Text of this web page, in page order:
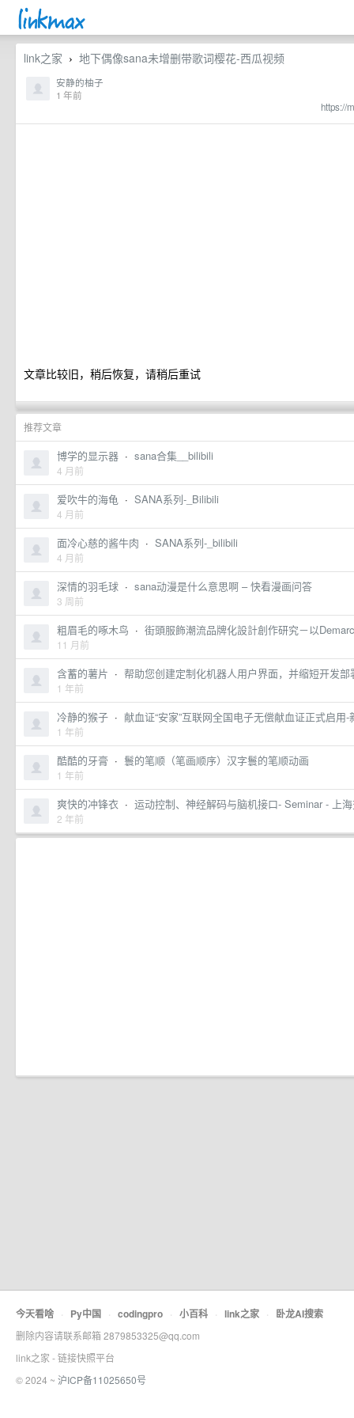
link之家 › 地下偶像sana未增删带歌词樱花-西瓜视频
https://
安静的柚子
1 年前
文章比较旧，稍后恢复，请稍后重试
推荐文章
博学的显示器 · sana合集__bilibili
4 月前
爱吹牛的海龟 · SANA系列-_Bilibili
4 月前
面冷心慈的酱牛肉 · SANA系列-_bilibili
4 月前
深情的羽毛球 · sana动漫是什么意思啊 – 快看漫画问答
3 周前
粗眉毛的啄木鸟 · 街頭服飾潮流品牌化設計創作研究－以
11 月前
含蓄的薯片 · 帮助您创建定制化机器人用户界面，并缩短开发部
1 年前
冷静的猴子 · 献血证“安家”互联网全国电子无偿献血证正式启用-
1 年前
酷酷的牙膏 · 鬟的笔顺（笔画顺序）汉字鬟的笔顺动画
1 年前
爽快的冲锋衣 · 运动控制、神经解码与脑机接口- Seminar - 上
2 年前
今天看啥 · Py中国 · codingpro · 小百科 · link之家 · 卧龙AI搜索
删除内容请联系邮箱 2879853325@qq.com
link之家 - 链接快照平台
© 2024 ~ 沪ICP备11025650号